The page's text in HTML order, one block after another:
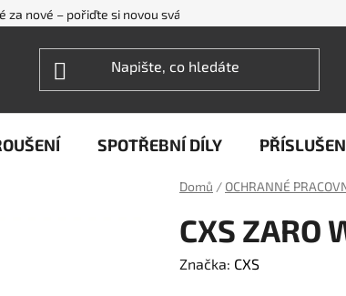
za nové – pořiďte si novou svářečku WECO levněji
SPOTŘEBNÍ DÍLY
Domů / OCHRANNÉ
CXS ZARO
Značka: CXS